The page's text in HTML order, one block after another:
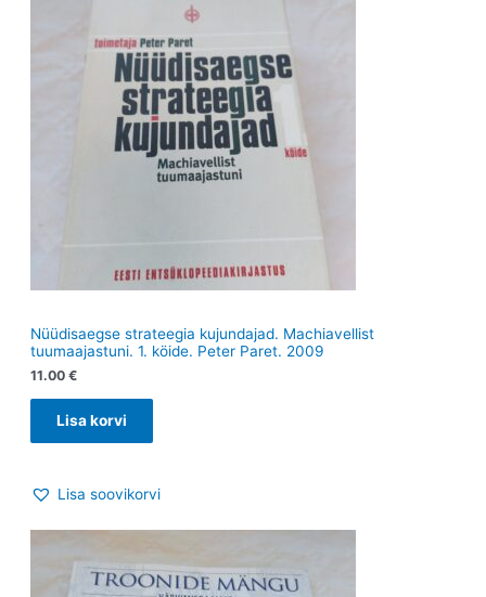
Nüüdisaegse strateegia kujundajad. Machiavellist
tuumaajastuni. 1. köide. Peter Paret. 2009
11.00 €
Lisa korvi
Lisa soovikorvi